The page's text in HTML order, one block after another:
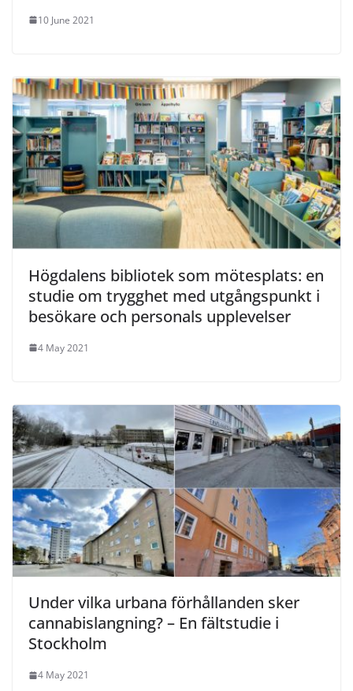
10 June 2021
Högdalens bibliotek som mötesplats: en
studie om trygghet med utgångspunkt i
besökare och personals upplevelser
4 May 2021
Under vilka urbana förhållanden sker
cannabislangning? – En fältstudie i
Stockholm
4 May 2021